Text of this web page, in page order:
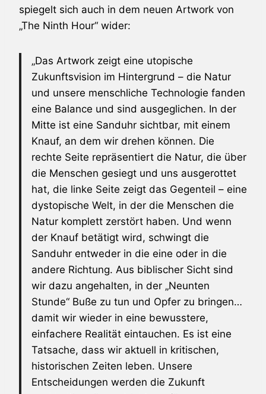
spiegelt sich auch in dem neuen Artwork von
„The Ninth Hour“ wider:
„Das Artwork zeigt eine utopische
Zukunftsvision im Hintergrund – die Natur
und unsere menschliche Technologie fanden
eine Balance und sind ausgeglichen. In der
Mitte ist eine Sanduhr sichtbar, mit einem
Knauf, an dem wir drehen können. Die
rechte Seite repräsentiert die Natur, die über
die Menschen gesiegt und uns ausgerottet
hat, die linke Seite zeigt das Gegenteil – eine
dystopische Welt, in der die Menschen die
Natur komplett zerstört haben. Und wenn
der Knauf betätigt wird, schwingt die
Sanduhr entweder in die eine oder in die
andere Richtung. Aus biblischer Sicht sind
wir dazu angehalten, in der „Neunten
Stunde“ Buße zu tun und Opfer zu bringen…
damit wir wieder in eine bewusstere,
einfachere Realität eintauchen. Es ist eine
Tatsache, dass wir aktuell in kritischen,
historischen Zeiten leben. Unsere
Entscheidungen werden die Zukunft